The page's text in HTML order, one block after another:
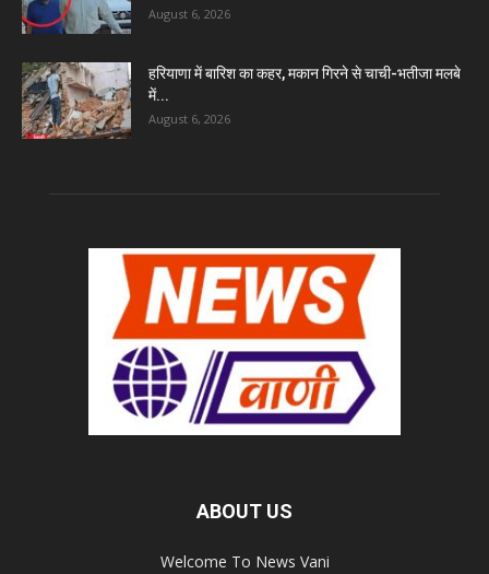
August 6, 2026
हरियाणा में बारिश का कहर, मकान गिरने से चाची-भतीजा मलबे
में...
August 6, 2026
ABOUT US
Welcome To News Vani